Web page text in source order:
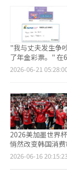
和BHC从上午至
实上，世界杯小
多安排在工作日
相关炸鸡需求将
重场景叠加，带
韩国队于25日上
这场比赛将直接
一步升温。各大炸
剧，业内也开始
持续增长的背景
和盈利能力之间的平衡也
责人认为，目前
加世界杯元素，
下，不仅有利于
到20.5423万个
得益于未实际开
登记的品牌共
近年来持续推动
市场整体质量。 从行业结构来看，餐饮业仍占据绝对主导地位，
占加盟总部总数
达到41.9%。截至
0.6%，但加盟店
咖啡品牌门店持续增
服务业和批发零
个，同比增长
0.8%。其中，运
教育、学科辅导
限。批发零售业
为6.1597万个，
便利店数量增加成为推
也有所改善。截
"我与丈夫发生争
了年金彩票。" 在6月第三周的20日，第1229期彩票中奖号码引发
关注，315期年金
去公司路上为了
老板给了我一个
它。" 她接着说："几天后整理书桌时，偶然看到彩票，检查中奖
号码时，除了工
去。出于遗憾，
致。" 她表示："我惊喜得手都在颤抖，立刻联系了姐姐，与她分
享了这份喜悦。
运是对我善良生活
享，温暖地生活。" 这位中奖者在京畿道抱川市的一家彩票
2026-06-21
2026美加墨世界
悄然改变韩国消
杯比赛在北美举
餐、午间简餐和办
2026-06-16
页